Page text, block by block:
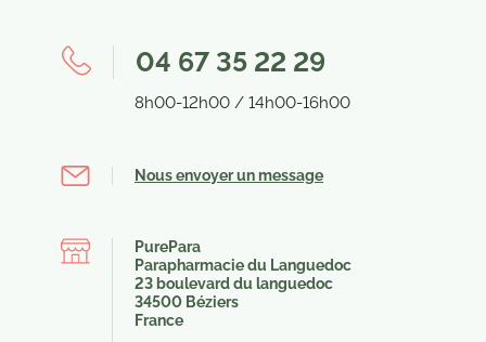
médical.
Innovation
complètes en collaboration avec des professionnels
de la santé (médecins, pharmaciens, nutritionnistes…).
Choix de galéniques assurant une tolérance,
biodisponibilité et stabilité maximales.
04 67 35 22 29
8h00-12h00 / 14h00-16h00
Nous envoyer un message
PurePara
Parapharmacie du Languedoc
23 boulevard du languedoc
34500 Béziers
France